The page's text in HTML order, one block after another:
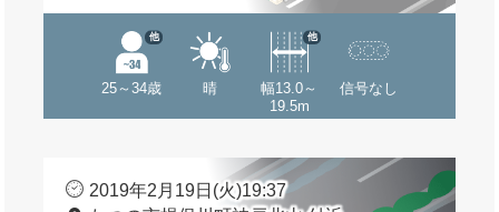
25～34歳
他
晴
幅13.0～
19.5m
他
信号なし
2019年2月19日(火)19:37